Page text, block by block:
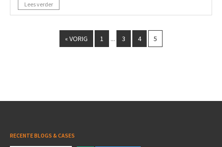
Lees verder
« VORIG 1 ... 3 4 5
RECENTE BLOGS & CASES